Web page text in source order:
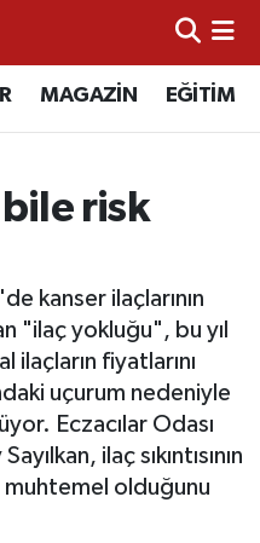
MAGAZİN EĞİTİM
bile risk
kanser ilaçlarının
"ilaç yokluğu", bu yıl
fiyatlarını
uçurum nedeniyle
Eczacılar Odası
ilaç sıkıntısının
muhtemel olduğunu
ve Fikstür